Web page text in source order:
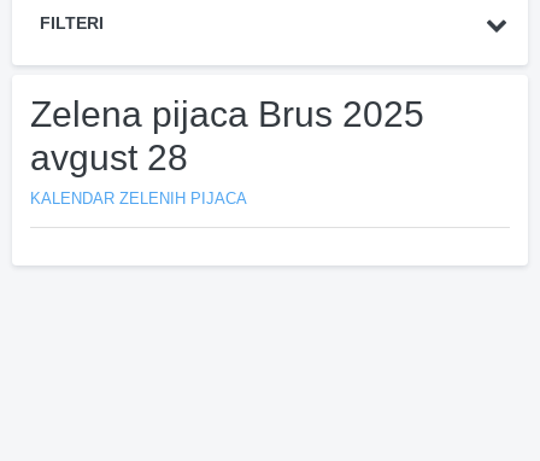
FILTERI
Zelena pijaca Brus 2025
avgust 28
KALENDAR ZELENIH PIJACA